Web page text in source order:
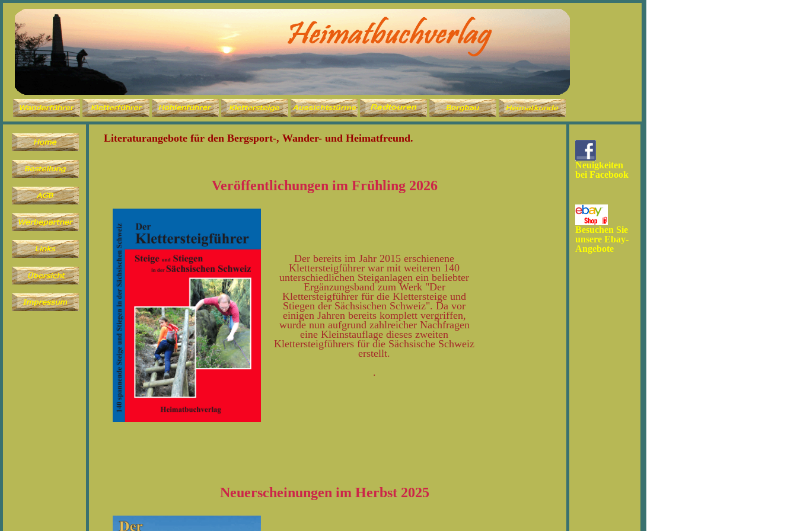
Literaturangebote für den Bergsport-, Wander- und Heimatfreund.
Veröffentlichungen im Frühling 2026
Der bereits im Jahr 2015 erschienene
Klettersteigführer war mit weiteren 140
unterschiedlichen Steiganlagen ein beliebter
Ergänzungsband zum Werk "Der
Klettersteigführer für die Klettersteige und
Stiegen der Sächsischen Schweiz". Da vor
einigen Jahren bereits komplett vergriffen,
wurde nun aufgrund zahlreicher Nachfragen
eine Kleinstauflage dieses zweiten
Klettersteigführers für die Sächsische Schweiz
erstellt.
.
Neuerscheinungen im Herbst 2025
Neuigkeiten
bei Facebook
Besuchen Sie
unsere Ebay-
Angebote